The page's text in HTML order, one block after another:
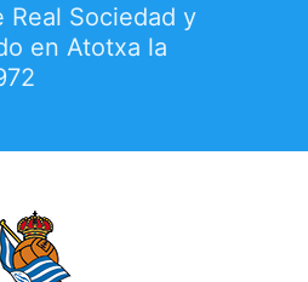
Real Sociedad y
en Atotxa la